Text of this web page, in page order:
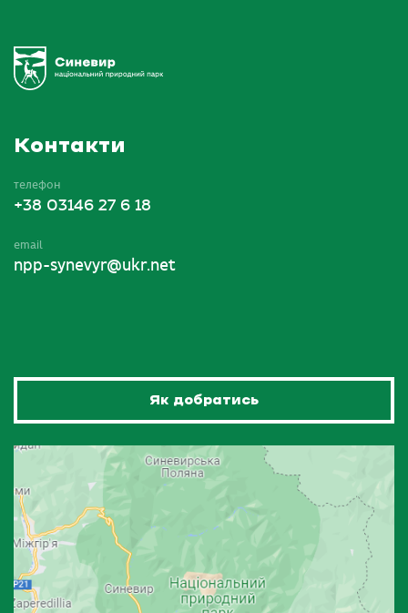
Контакти
телефон
+38 03146 27 6 18
email
npp-synevyr@ukr.net
Як добратись